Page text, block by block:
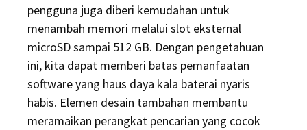
pengguna juga diberi kemudahan untuk
menambah memori melalui slot eksternal
microSD sampai 512 GB. Dengan pengetahuan
ini, kita dapat memberi batas pemanfaatan
software yang haus daya kala baterai nyaris
habis. Elemen desain tambahan membantu
meramaikan perangkat pencarian yang cocok